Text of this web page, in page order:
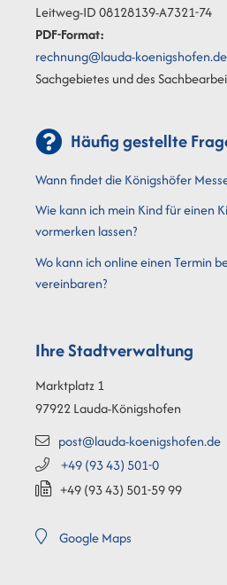
Leitweg-ID 08128139-A7321-74
PDF-Format:
rechnung@lauda-koenigshofen.de
Sachgebietes und des
Häufig gestellte
Wann findet die Königshöfer
Wie kann ich mein Kind für einen
vormerken lassen?
Wo kann ich online einen Termin
vereinbaren?
Ihre Stadtverwaltung
Marktplatz 1
97922Lauda-Königshofen
post@lauda-koenigshofen.de
+49 (9343) 501-0
+49 (9343) 501-5999
Google Maps